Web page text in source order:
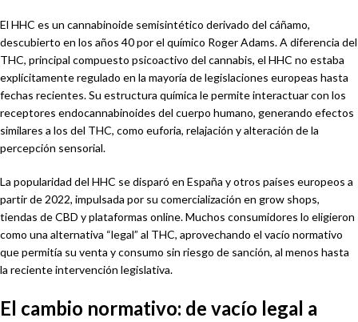
El HHC es un cannabinoide semisintético derivado del cáñamo,
descubierto en los años 40 por el químico Roger Adams. A diferencia del
THC, principal compuesto psicoactivo del cannabis, el HHC no estaba
explícitamente regulado en la mayoría de legislaciones europeas hasta
fechas recientes. Su estructura química le permite interactuar con los
receptores endocannabinoides del cuerpo humano, generando efectos
similares a los del THC, como euforia, relajación y alteración de la
percepción sensorial.
La popularidad del HHC se disparó en España y otros países europeos a
partir de 2022, impulsada por su comercialización en grow shops,
tiendas de CBD y plataformas online. Muchos consumidores lo eligieron
como una alternativa “legal” al THC, aprovechando el vacío normativo
que permitía su venta y consumo sin riesgo de sanción, al menos hasta
la reciente intervención legislativa.
El cambio normativo: de vacío legal a